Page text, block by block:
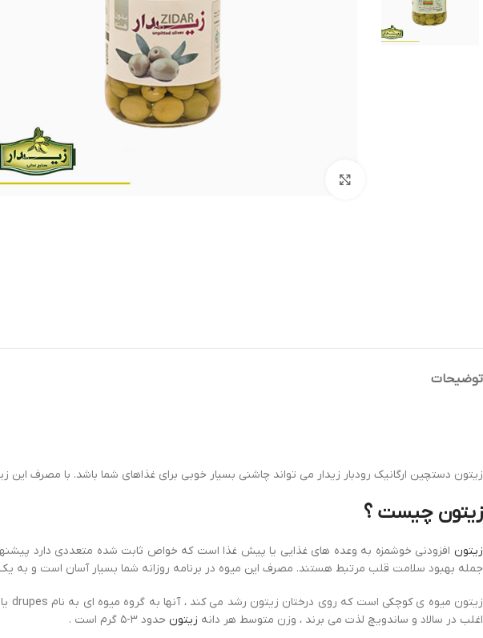
توضیحات
زیتون دستچین ارگانیک رودبار زیدار می تواند چاشنی بسیار خوبی برای غذاهای شما باشد. با مصرف
زیتون چیست ؟
زیتون افزودنی خوشمزه به وعده های غذایی یا پیش غذا است که خواص ثابت شده متعددی دارد
جمله بهبود سلامت قلب مرتبط هستند. مصرف این میوه در برنامه روزانه شما بسیار آسان است و به یک
زیتون میوه ی کوچکی است که روی درختان زیتون رشد می کند ، آنها به گروه میوه ای به نام drupes
اغلب در سالاد و ساندویچ لذت می برند ، وزن متوسط هر دانه زیتون حدود ۳-۵ گرم است .